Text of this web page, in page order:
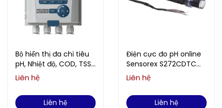
Bộ hiển thị đa chỉ tiêu
pH, Nhiệt độ, COD, TSS,
NH4+ WTW/Xylem
Analytics DIQ/S 284-EF
Liên hệ
Liên hệ
Điện cực đo pH online
Sensorex S272CDTC
(Bù nhiệt độ, 0-14pH,
Ngâm hoặc lắp đường
ống)
Liên hệ
Liên hệ